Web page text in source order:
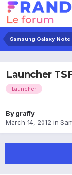
Samsung Galaxy Note
Launcher
Launcher
By graffy
March 14, 2012 in